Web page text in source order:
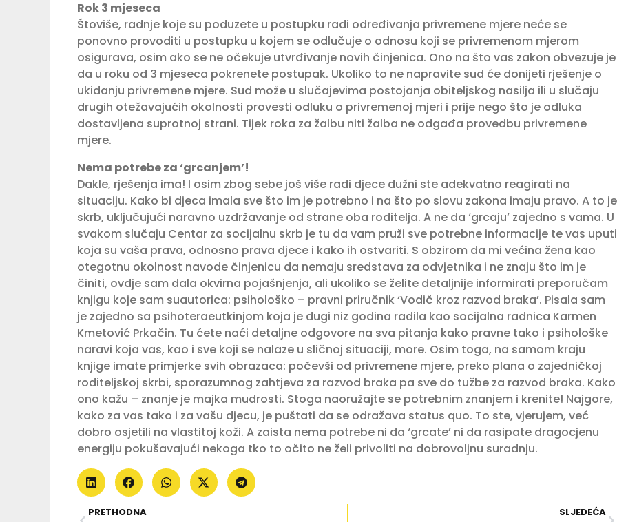
Rok 3 mjeseca
Štoviše, radnje koje su poduzete u postupku radi određivanja privremene mjere neće se
ponovno provoditi u postupku u kojem se odlučuje o odnosu koji se privremenom mjerom
osigurava, osim ako se ne očekuje utvrđivanje novih činjenica. Ono na što vas zakon obvezuje je
da u roku od 3 mjeseca pokrenete postupak. Ukoliko to ne napravite sud će donijeti rješenje o
ukidanju privremene mjere. Sud može u slučajevima postojanja obiteljskog nasilja ili u slučaju
drugih otežavajućih okolnosti provesti odluku o privremenoj mjeri i prije nego što je odluka
dostavljena suprotnoj strani. Tijek roka za žalbu niti žalba ne odgađa provedbu privremene
mjere.
Nema potrebe za ‘grcanjem’!
Dakle, rješenja ima! I osim zbog sebe još više radi djece dužni ste adekvatno reagirati na
situaciju. Kako bi djeca imala sve što im je potrebno i na što po slovu zakona imaju pravo. A to je
skrb, uključujući naravno uzdržavanje od strane oba roditelja. A ne da ‘grcaju’ zajedno s vama. U
svakom slučaju Centar za socijalnu skrb je tu da vam pruži sve potrebne informacije te vas uputi
koja su vaša prava, odnosno prava djece i kako ih ostvariti. S obzirom da mi većina žena kao
otegotnu okolnost navode činjenicu da nemaju sredstava za odvjetnika i ne znaju što im je
činiti, ovdje sam dala okvirna pojašnjenja, ali ukoliko se želite detaljnije informirati preporučam
knjigu koje sam suautorica: psihološko – pravni priručnik ‘Vodič kroz razvod braka’. Pisala sam
je zajedno sa psihoteraeutkinjom koja je dugi niz godina radila kao socijalna radnica Karmen
Kmetović Prkačin. Tu ćete naći detaljne odgovore na sva pitanja kako pravne tako i psihološke
naravi koja vas, kao i sve koji se nalaze u sličnoj situaciji, more. Osim toga, na samom kraju
knjige imate primjerke svih obrazaca: počevši od privremene mjere, preko plana o zajedničkoj
roditeljskoj skrbi, sporazumnog zahtjeva za razvod braka pa sve do tužbe za razvod braka. Kako
ono kažu – znanje je majka mudrosti. Stoga naoružajte se potrebnim znanjem i krenite! Najgore,
kako za vas tako i za vašu djecu, je puštati da se odražava status quo. To ste, vjerujem, već
dobro osjetili na vlastitoj koži. A zaista nema potrebe ni da ‘grcate’ ni da rasipate dragocjenu
energiju pokušavajući nekoga tko to očito ne želi privoliti na dobrovoljnu suradnju.
PRETHODNA SLJEDEĆA